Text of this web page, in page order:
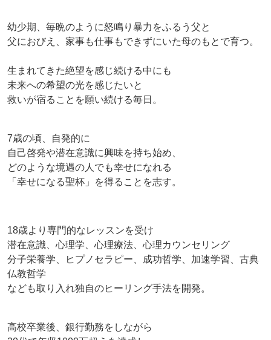
幼少期、毎晩のように怒鳴り暴力をふるう父と
父におびえ、家事も仕事もできずにいた母のもとで育つ。
生まれてきた絶望を感じ続ける中にも
未来への希望の光を感じたいと
救いが宿ることを願い続ける毎日。
7歳の頃、自発的に
自己啓発や潜在意識に興味を持ち始め、
どのような境遇の人でも幸せになれる
「幸せになる聖杯」を得ることを志す。
18歳より専門的なレッスンを受け
潜在意識、心理学、心理療法、心理カウンセリング
分子栄養学、ヒプノセラピー、成功哲学、加速学習、古典
仏教哲学
なども取り入れ独自のヒーリング手法を開発。
高校卒業後、銀行勤務をしながら